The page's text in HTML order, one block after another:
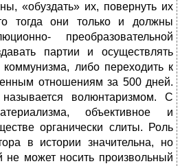
«обуздать» их, повернуть их
тогда они только и должны
преобразовательной
партии и осуществлять
коммунизма, либо переходить к
отношениям за 500 дней.
волюнтаризмом. С
объективное и
органически слиты. Роль
в истории значительна, но
не может носить произвольный